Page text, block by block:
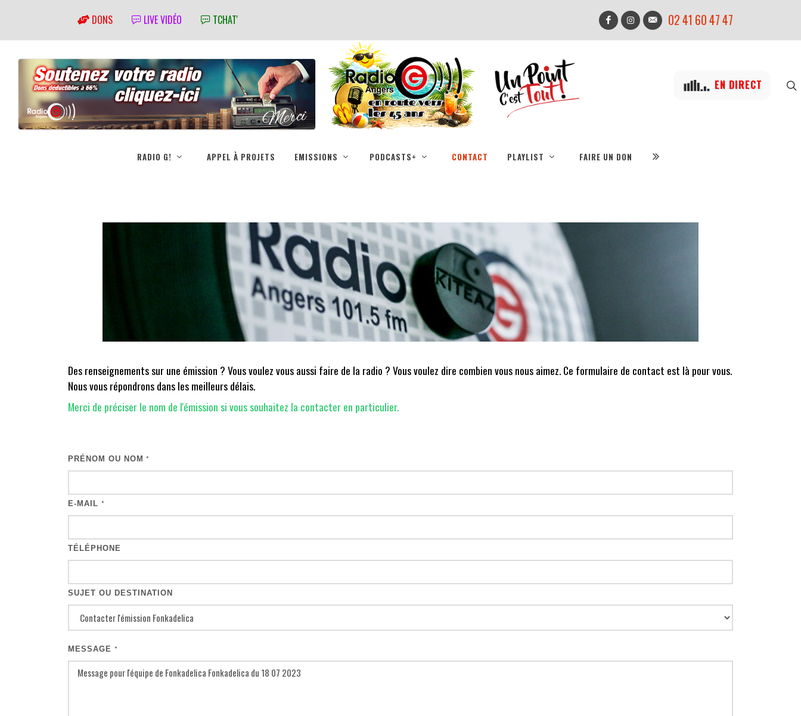
DONS LIVE VIDÉO TCHAT' 02 41 60 47 47
EN DIRECT
RADIO G! APPEL À PROJETS EMISSIONS PODCASTS+ CONTACT PLAYLIST FAIRE UN DON
Des renseignements sur une émission ? Vous voulez vous aussi faire de la radio ? Vous voulez dire combien vous nous aimez. Ce formulaire de contact est là pour vous.
Nous vous répondrons dans les meilleurs délais.
Merci de préciser le nom de l'émission si vous souhaitez la contacter en particulier.
PRÉNOM OU NOM *
E-MAIL *
TÉLÉPHONE
SUJET OU DESTINATION
MESSAGE *